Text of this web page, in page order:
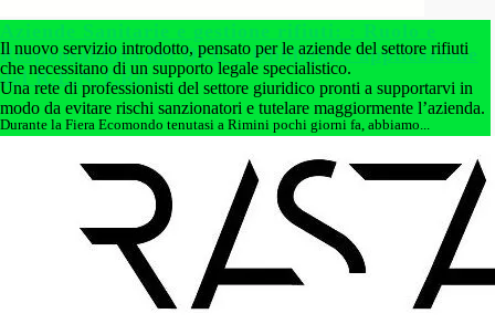
Aziende Sanitarie e gestione rifiuti: : Ruolo e
Responsabilità del DEC – Obblighi e applicazione
del R.E.N.T.Rì’
Durante la Fiera Ecomondo tenutasi a Rimini pochi giorni fa, abbiamo...
Il nuovo servizio introdotto, pensato per le aziende del settore rifiuti
che necessitano di un supporto legale specialistico.
Una rete di professionisti del settore giuridico pronti a supportarvi in
modo da evitare rischi sanzionatori e tutelare maggiormente l’azienda.